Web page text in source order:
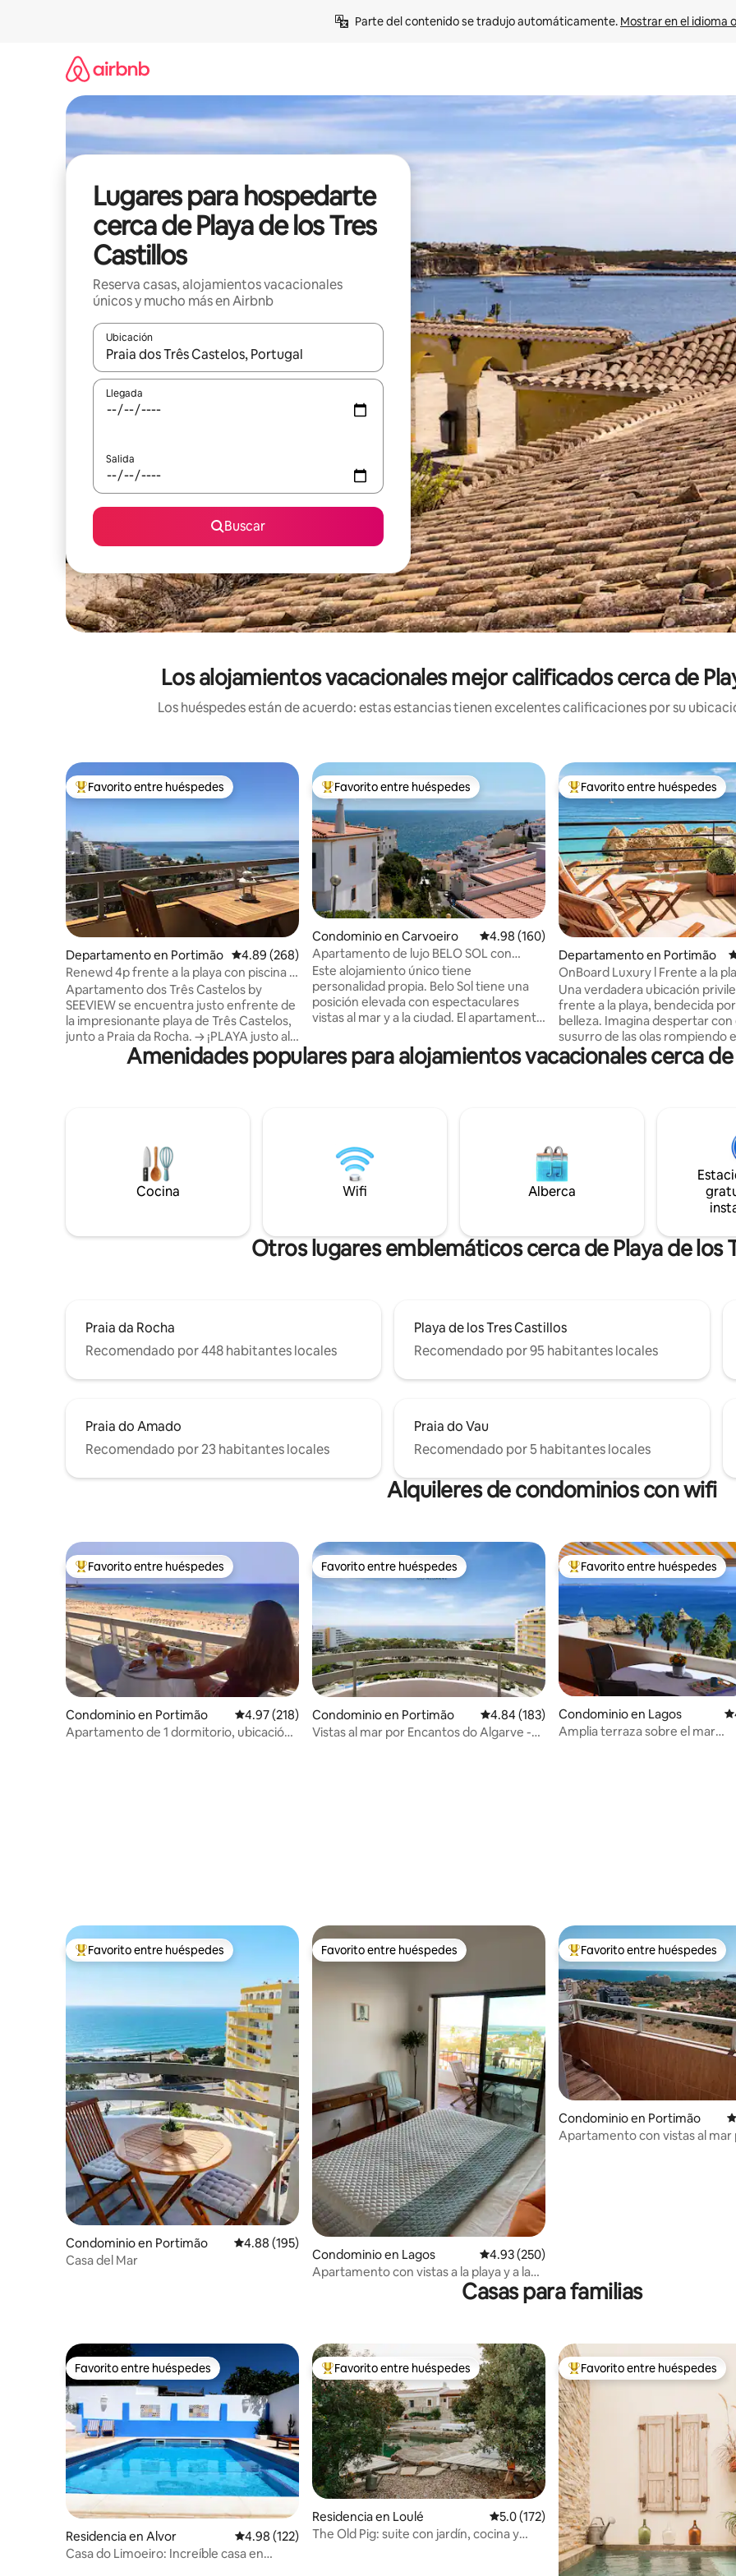
Parte del contenido se tradujo automáticamente. Mostrar en el idioma
Lugares para hospedarte
cerca de Playa de los Tres
Castillos
Reserva casas, alojamientos vacacionales
únicos y mucho más en Airbnb
Ubicación
Cuando los resultados estén disponibles, podrás navegar usando las teclas de las flechas hacia arriba y hacia abajo, o
Llegada
Salida
Buscar
Los alojamientos vacacionales mejor calificados cerca de
Los huéspedes están de acuerdo: estas estancias tienen excelentes calificaciones por su
De los mejores en Favorito entre huéspedes
Favorito entre huéspedes
Departamento en Portimão Calificación promedio: 4.89 de 5; 268 evaluaciones
4.89 (268)
Renewd 4p frente a la playa con piscina -
playa al otro lado de la calle
Apartamento dos Três Castelos by
SEEVIEW se encuentra justo enfrente de
la impresionante playa de Três Castelos,
junto a Praia da Rocha. → ¡PLAYA justo al
otro lado de la calle! → INCREÍBLES
VISTAS al mar y a la ciudad de día y de
niños (CIERRA DEL 10/2025 A MEDIADOS
DE MAYO DE 2026) → MUCHOS lugares
de estacionamiento. → Zona TRANQUILA
→CERCA DE TODO pero lo
De los mejores en Favorito entre huéspedes
Favorito entre huéspedes
Condominio en Carvoeiro Calificación promedio: 4.98 de 5; 160
4.98 (160)
Apartamento de lujo BELO SOL con
vistas al mar
Este alojamiento único tiene
personalidad propia. Belo Sol tiene una
posición elevada con espectaculares
vistas al mar y a la ciudad. El apartamento
cocina y azotea privada. Piscina
comunitaria y aparcamiento gratuito en
sensación especial de espacio. Belo Sol
está a solo 7 minutos a pie de Praia do
Carvoeiro, tiendas y restaurantes.
De los mejores en Favorito
Favorito entre huéspedes
Departamento en Portimão
OnBoard Luxury l Frente a la
vista panorámica al mar
Una verdadera ubicación
frente a la playa, bendecida
belleza. Imagina despertar con
susurro de las olas rompiendo
Corre las cortinas y te recibirá
impresionante del vasto y
tranquilidad y relajación.
en la playa de Praia da Rocha.
Definitivamente un espacio
recuerdos preciados con
amigos. Nos complace tenerte
Amenidades populares para alojamientos vacacionales cerca de
Cocina Wifi Alberca
Otros lugares emblemáticos cerca de Playa de los
Praia da Rocha
Recomendado por 448 habitantes locales
Playa de los Tres Castillos
Recomendado por 95 habitantes locales
Praia do Amado
Recomendado por 23 habitantes locales
Praia do Vau
Recomendado por 5 habitantes locales
Alquileres de condominios con wifi
De los mejores en Favorito entre huéspedes
Favorito entre huéspedes
Condominio en Portimão Calificación promedio: 4.97 de 5; 218 evaluaciones
4.97 (218)
Apartamento de 1 dormitorio, ubicación
Favorito entre huéspedes
Favorito entre huéspedes
Condominio en Portimão Calificación promedio: 4.84 de 5; 183
4.84 (183)
Vistas al mar por Encantos do Algarve -
De los mejores en Favorito
Favorito entre huéspedes
Condominio en Lagos
Amplia terraza sobre el mar
De los mejores en Favorito entre huéspedes
Favorito entre huéspedes
Condominio en Portimão Calificación promedio: 4.88 de 5; 195 evaluaciones
4.88 (195)
Casa del Mar
Favorito entre huéspedes
Favorito entre huéspedes
Condominio en Lagos Calificación promedio: 4.93 de 5; 250
4.93 (250)
Apartamento con vistas a la playa y a la
De los mejores en Favorito
Favorito entre huéspedes
Condominio en Portimão
Apartamento con vistas al mar
Casas para familias
Favorito entre huéspedes
Favorito entre huéspedes
Residencia en Alvor Calificación promedio: 4.98 de 5; 122 evaluaciones
4.98 (122)
Casa do Limoeiro: Increíble casa en
De los mejores en Favorito entre huéspedes
Favorito entre huéspedes
Residencia en Loulé Calificación promedio: 5.0 de 5; 172
5.0 (172)
The Old Pig: suite con jardín, cocina y
De los mejores en Favorito
Favorito entre huéspedes